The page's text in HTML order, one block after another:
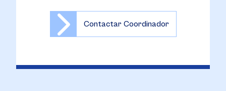
Contactar Coordinador